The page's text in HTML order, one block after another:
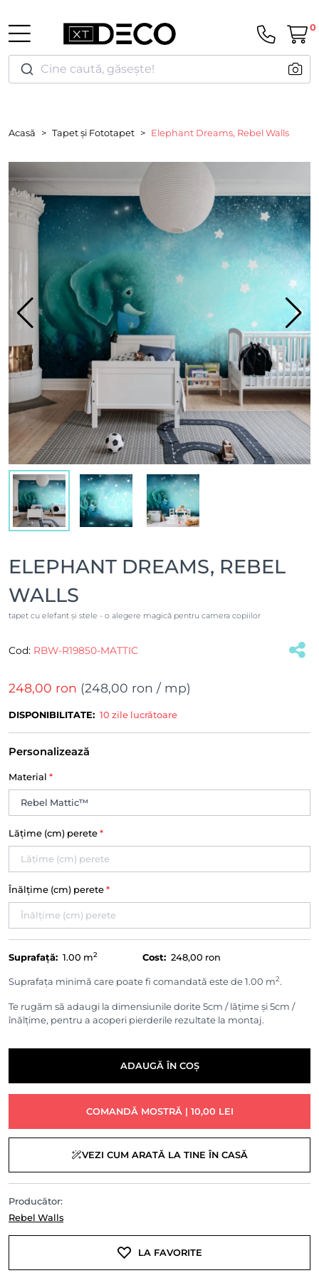
Cine caută, găsește!
0
Acasă Tapet și Fototapet Elephant Dreams, Rebel Walls
ELEPHANT DREAMS, REBEL
WALLS
tapet cu elefant și stele - o alegere magică pentru camera copiilor
Cod: RBW-R19850-MATTIC
248,00 ron (248,00 ron / mp)
DISPONIBILITATE: 10 zile lucrătoare
Personalizează
Material *
Lățime (cm) perete *
Înălțime (cm) perete *
Suprafață: 1.00 m2 Cost: 248,00 ron
Suprafața minimă care poate fi comandată este de 1.00 m2.
Te rugăm să adaugi la dimensiunile dorite 5cm / lățime și 5cm /
înălțime, pentru a acoperi pierderile rezultate la montaj.
ADAUGĂ ÎN COȘ
COMANDĂ MOSTRĂ | 10,00 LEI
VEZI CUM ARATĂ LA TINE ÎN CASĂ
Producător:
Rebel Walls
LA FAVORITE